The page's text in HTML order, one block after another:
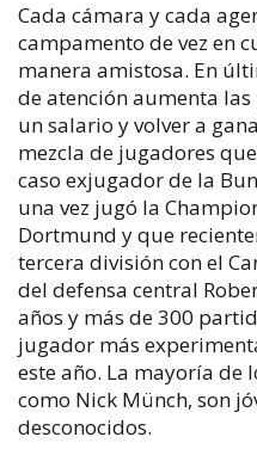
Cada cámara y cada
campamento de vez en
manera amistosa. En
de atención aumenta
un salario y volver a
mezcla de jugadores
caso exjugador de la
una vez jugó la
Dortmund y que
tercera división con el
del defensa central
años y más de 300
jugador más
este año. La mayoría de
como Nick Münch, son
desconocidos.